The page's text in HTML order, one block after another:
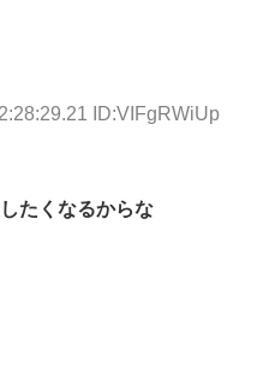
ID:VIFgRWiUp
たくなるからな